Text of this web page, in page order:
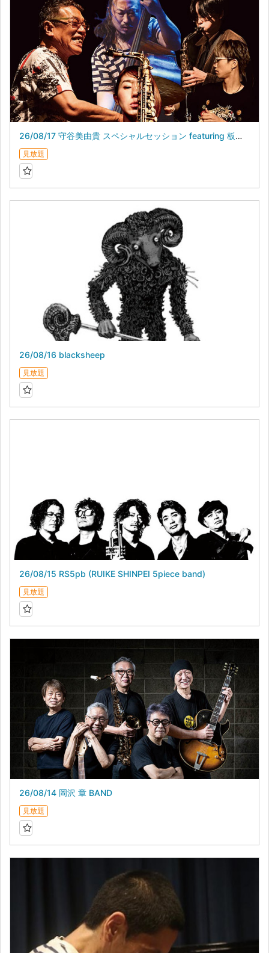
26/08/17 守谷美由貴 スペシャルセッション featuring 板橋文夫
見放題
26/08/16 blacksheep
見放題
26/08/15 RS5pb (RUIKE SHINPEI 5piece band)
見放題
26/08/14 岡沢 章 BAND
見放題